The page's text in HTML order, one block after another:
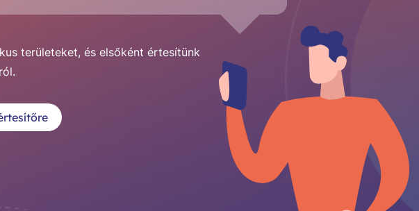
területeket, és elsőként értesítünk